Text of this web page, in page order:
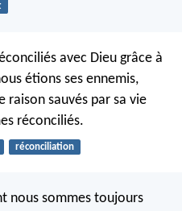
avec Dieu grâce à
étions ses ennemis,
raison sauvés par sa vie
réconciliés.
réconciliation
nous sommes toujours